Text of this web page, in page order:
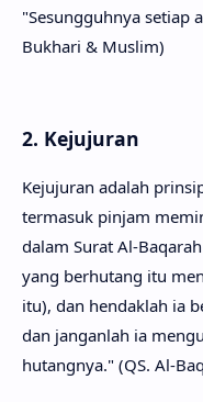
"Sesungguhnya setiap
Bukhari & Muslim)
2. Kejujuran
Kejujuran adalah
termasuk pinjam
dalam Surat Al-
yang berhutang itu
itu), dan hendaklah ia
dan janganlah ia
hutangnya." (QS. Al-